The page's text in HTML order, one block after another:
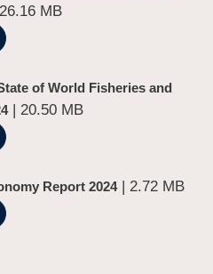
MB
of World Fisheries and
| 20.50 MB
Report 2024| 2.72 MB